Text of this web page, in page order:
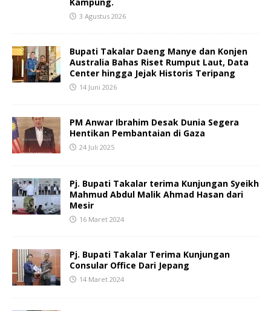
3 Agustus 2026
Bupati Takalar Daeng Manye dan Konjen
Australia Bahas Riset Rumput Laut, Data
Center hingga Jejak Historis Teripang
14 Juni 2026
PM Anwar Ibrahim Desak Dunia Segera
Hentikan Pembantaian di Gaza
24 Juli 2025
Pj. Bupati Takalar terima Kunjungan Syeikh
Mahmud Abdul Malik Ahmad Hasan dari
Mesir
16 Maret 2024
Pj. Bupati Takalar Terima Kunjungan
Consular Office Dari Jepang
14 Maret 2024